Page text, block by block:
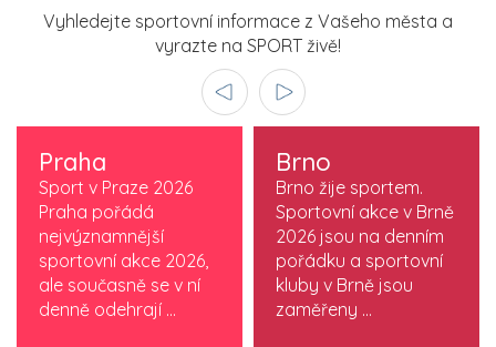
Vyhledejte sportovní informace z Vašeho města a
vyrazte na SPORT živě!
Praha
Sport v Praze 2026
Praha pořádá
nejvýznamnější
sportovní akce 2026,
ale současně se v ní
denně odehrají ...
Brno
Brno žije sportem.
Sportovní akce v Brně
2026 jsou na denním
pořádku a sportovní
kluby v Brně jsou
zaměřeny ...